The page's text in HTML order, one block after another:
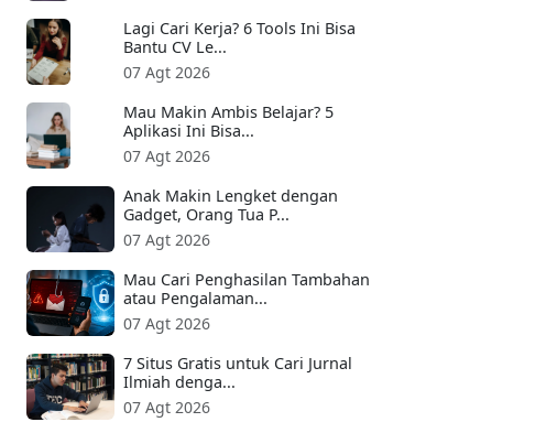
Lagi Cari Kerja? 6 Tools Ini Bisa
Bantu CV Le...
07 Agt 2026
Mau Makin Ambis Belajar? 5
Aplikasi Ini Bisa...
07 Agt 2026
Anak Makin Lengket dengan
Gadget, Orang Tua P...
07 Agt 2026
Mau Cari Penghasilan Tambahan
atau Pengalaman...
07 Agt 2026
7 Situs Gratis untuk Cari Jurnal
Ilmiah denga...
07 Agt 2026